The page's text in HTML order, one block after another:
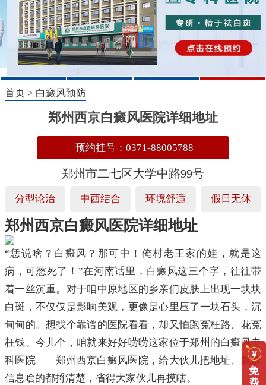
1 2 3 4
首页 > 白癜风预防
郑州西京白癜风医院详细地址
预约挂号：0371-88005788
郑州市二七区大学中路99号
分型论治 中西结合 环境舒适 假日无休
郑州西京白癜风医院详细地址
“恁说啥？白癜风？那可中！俺村老王家的娃，就是这
病，可愁死了！”在河南话里，白癜风这三个字，往往带
着一丝沉重。对于咱中原地区的乡亲们皮肤上出现一块块
白斑，不仅仅是影响美观，更像是心里压了一块石头，沉
甸甸的。想找个靠谱的医院看看，却又怕跑冤枉路、花冤
枉钱。今儿个，咱就来好好唠唠这家位于郑州的白癜风专
科医院——郑州西京白癜风医院，给大伙儿把地址、就诊
信息啥的都捋清楚，省得大家伙儿再摸瞎。